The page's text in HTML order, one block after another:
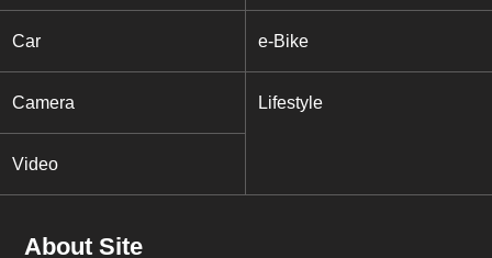
Car e-Bike
Camera Lifestyle
Video
About Site